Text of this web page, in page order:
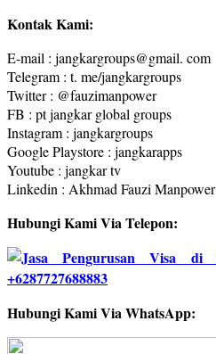
Kontak Kami:
E-mail : jangkargroups@gmail. com
Telegram : t. me/jangkargroups
Twitter : @fauzimanpower
FB : pt jangkar global groups
Instagram : jangkargroups
Google Playstore : jangkarapps
Youtube : jangkar tv
Linkedin : Akhmad Fauzi Manpower
Hubungi Kami Via Telepon:
Hubungi Kami Via WhatsApp: